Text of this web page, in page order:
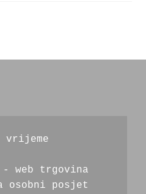
vrijeme
- web trgovina
osobni posjet